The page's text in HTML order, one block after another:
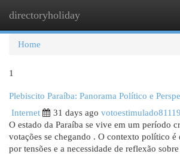
directoryholiday
Home
1
Plebiscito Paraíba: Panorama Político e
Internet
31 days ago
O estado da Paraíba se vive em um período
votações se chegando . O contexto político é
por tensões e a necessidade de reflexão